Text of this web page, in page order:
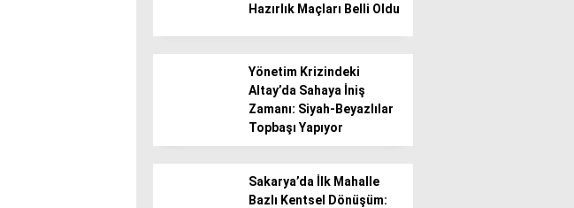
Hazırlık Maçları Belli Oldu
Yönetim Krizindeki
Altay’da Sahaya İniş
Zamanı: Siyah-Beyazlılar
Topbaşı Yapıyor
Sakarya’da İlk Mahalle
Bazlı Kentsel Dönüşüm: